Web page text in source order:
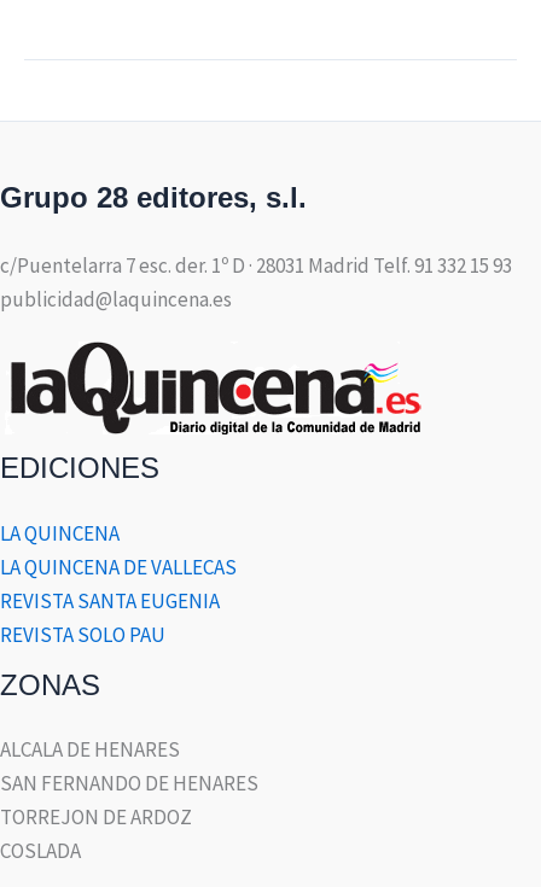
Grupo 28 editores, s.l.
c/Puentelarra 7 esc. der. 1º D · 28031 Madrid Telf. 91 332 15 93
publicidad@laquincena.es
EDICIONES
LA QUINCENA
LA QUINCENA DE VALLECAS
REVISTA SANTA EUGENIA
REVISTA SOLO PAU
ZONAS
ALCALA DE HENARES
SAN FERNANDO DE HENARES
TORREJON DE ARDOZ
COSLADA